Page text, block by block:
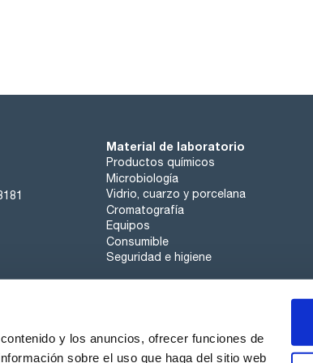
y los anuncios, ofrecer funciones de
sobre el uso que haga del sitio web
Material de laboratorio
Productos químicos
Microbiología
Vidrio, cuarzo y porcelana
Cromatografía
Equipos
Consumible
Seguridad e higiene